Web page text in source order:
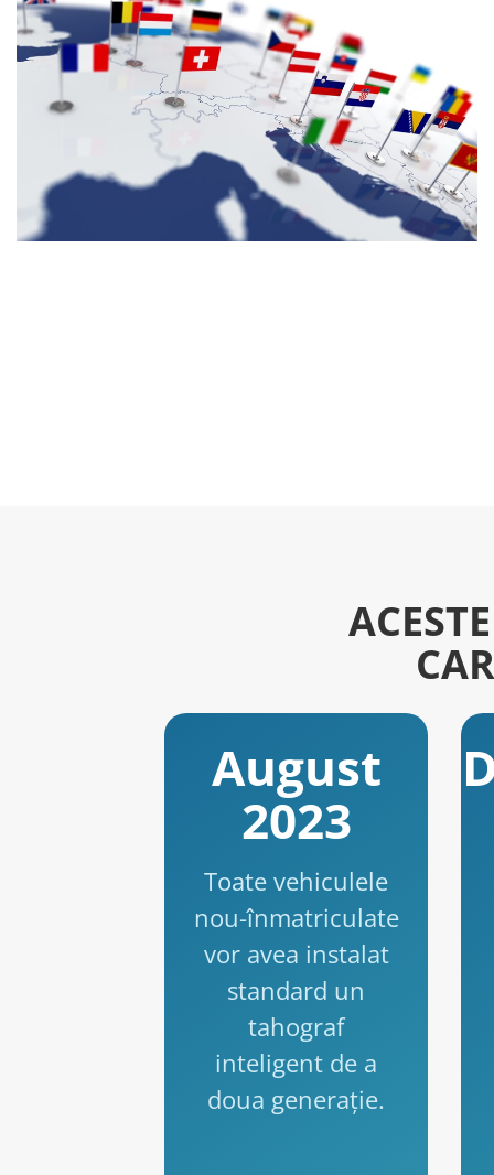
August
2023
Toate vehiculele
nou-înmatriculate
vor avea instalat
standard un
tahograf
inteligent de a
doua generație.